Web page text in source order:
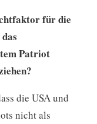
für die
Patriot
die USA und
nicht als